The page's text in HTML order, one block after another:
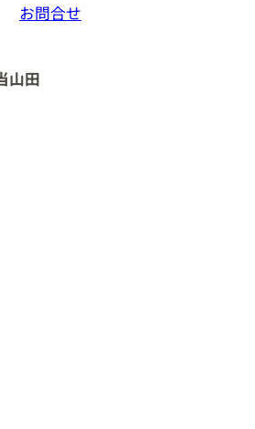
お問合せ
山田